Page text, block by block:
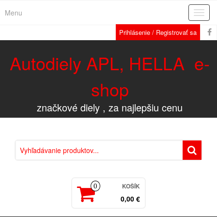
Menu
Prihlásenie / Registrovať sa
Autodiely APL, HELLA e-
shop
značkové diely , za najlepšiu cenu
0 KOŠÍK
0,00 €